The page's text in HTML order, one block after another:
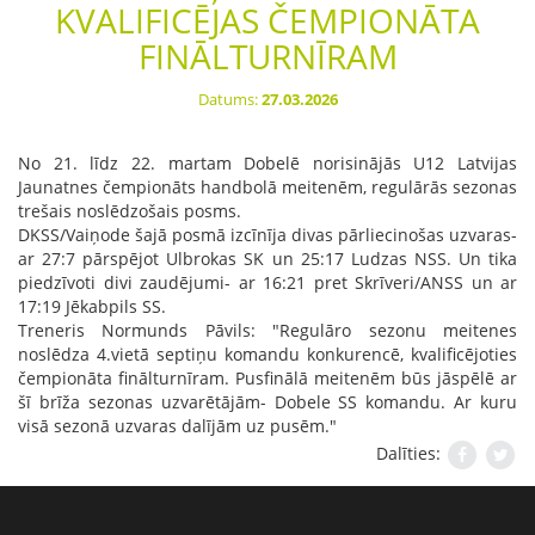
KVALIFICĒJAS ČEMPIONĀTA
FINĀLTURNĪRAM
Datums:27.03.2026
No 21. līdz 22. martam Dobelē norisinājās U12 Latvijas
Jaunatnes čempionāts handbolā meitenēm, regulārās sezonas
trešais noslēdzošais posms.
DKSS/Vaiņode šajā posmā izcīnīja divas pārliecinošas uzvaras-
ar 27:7 pārspējot Ulbrokas SK un 25:17 Ludzas NSS. Un tika
piedzīvoti divi zaudējumi- ar 16:21 pret Skrīveri/ANSS un ar
17:19 Jēkabpils SS.
Treneris Normunds Pāvils: "Regulāro sezonu meitenes
noslēdza 4.vietā septiņu komandu konkurencē, kvalificējoties
čempionāta finālturnīram. Pusfinālā meitenēm būs jāspēlē ar
šī brīža sezonas uzvarētājām- Dobele SS komandu. Ar kuru
visā sezonā uzvaras dalījām uz pusēm."
Dalīties: